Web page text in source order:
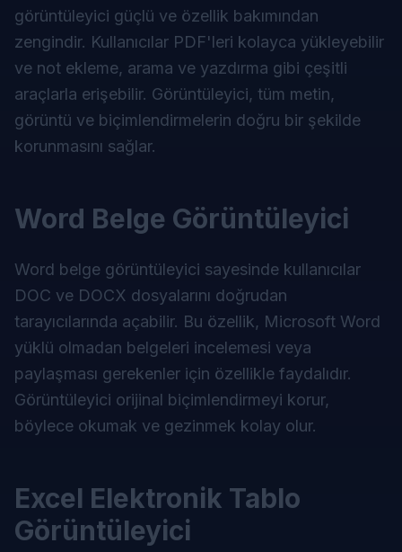
görüntüleyici güçlü ve özellik bakımından
zengindir. Kullanıcılar PDF'leri kolayca yükleyebilir
ve not ekleme, arama ve yazdırma gibi çeşitli
araçlarla erişebilir. Görüntüleyici, tüm metin,
görüntü ve biçimlendirmelerin doğru bir şekilde
korunmasını sağlar.
Word Belge Görüntüleyici
Word belge görüntüleyici sayesinde kullanıcılar
DOC ve DOCX dosyalarını doğrudan
tarayıcılarında açabilir. Bu özellik, Microsoft Word
yüklü olmadan belgeleri incelemesi veya
paylaşması gerekenler için özellikle faydalıdır.
Görüntüleyici orijinal biçimlendirmeyi korur,
böylece okumak ve gezinmek kolay olur.
Excel Elektronik Tablo
Görüntüleyici